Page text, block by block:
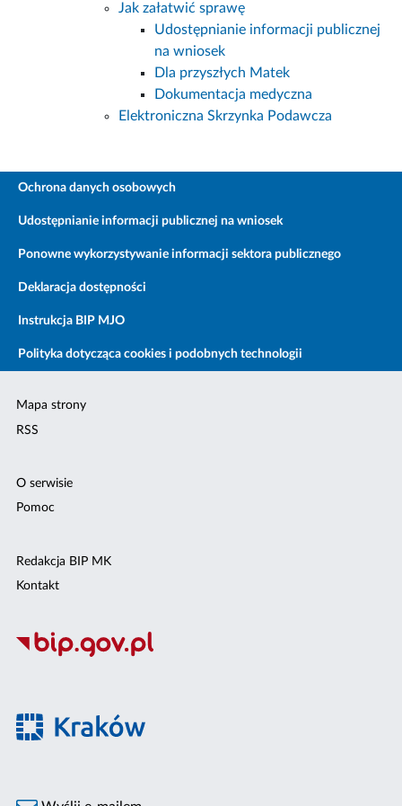
Jak załatwić sprawę
Udostępnianie informacji publicznej
na wniosek
Dla przyszłych Matek
Dokumentacja medyczna
Elektroniczna Skrzynka Podawcza
Ochrona danych osobowych
Udostępnianie informacji publicznej na wniosek
Ponowne wykorzystywanie informacji sektora publicznego
Deklaracja dostępności
Instrukcja BIP MJO
Polityka dotycząca cookies i podobnych technologii
Mapa strony
RSS
O serwisie
Pomoc
Redakcja BIP MK
Kontakt